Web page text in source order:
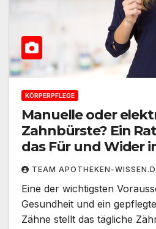
KÖRPERPFLEGE
Manuelle oder
Zahnbürste? Ein
das Für und Wider
Zahngesundheit.
TEAM APOTHEKEN-
Eine der wichtigsten
Gesundheit und ein
Zähne stellt das tägliche